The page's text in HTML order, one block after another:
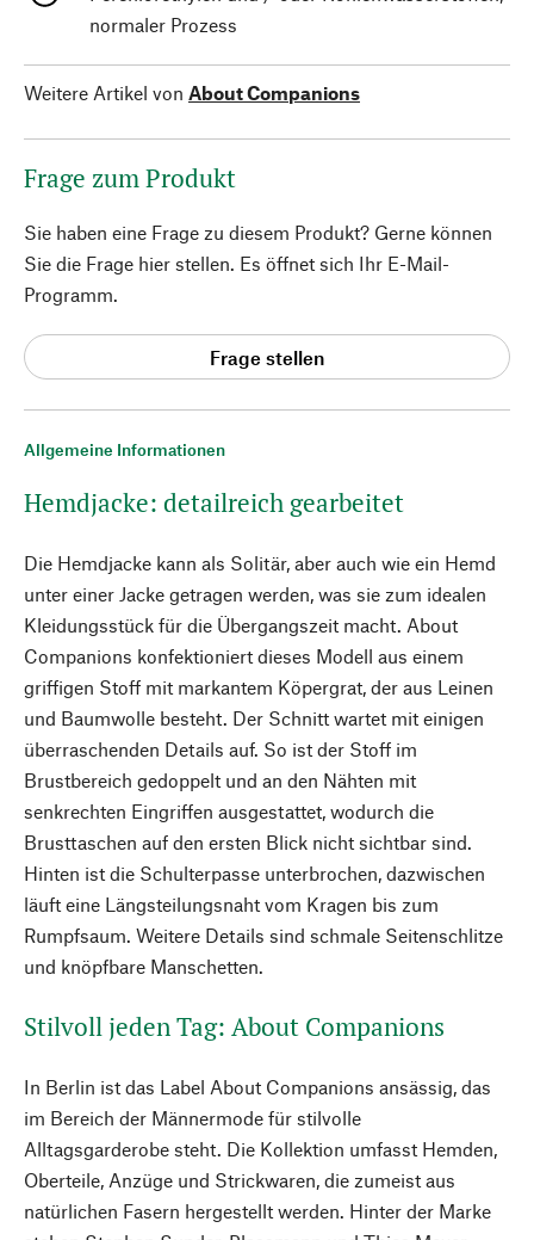
Allgemeine Informationen
Hemdjacke: detailreich gearbeitet
Die Hemdjacke kann als Solitär, aber auch wie ein Hemd
unter einer Jacke getragen werden, was sie zum idealen
Kleidungsstück für die Übergangszeit macht. About
Companions konfektioniert dieses Modell aus einem
griffigen Stoff mit markantem Köpergrat, der aus Leinen
und Baumwolle besteht. Der Schnitt wartet mit einigen
überraschenden Details auf. So ist der Stoff im
Brustbereich gedoppelt und an den Nähten mit
senkrechten Eingriffen ausgestattet, wodurch die
Brusttaschen auf den ersten Blick nicht sichtbar sind.
Hinten ist die Schulterpasse unterbrochen, dazwischen
läuft eine Längsteilungsnaht vom Kragen bis zum
Rumpfsaum. Weitere Details sind schmale Seitenschlitze
und knöpfbare Manschetten.
Stilvoll jeden Tag: About Companions
In Berlin ist das Label About Companions ansässig, das
im Bereich der Männermode für stilvolle
Alltagsgarderobe steht. Die Kollektion umfasst Hemden,
Oberteile, Anzüge und Strickwaren, die zumeist aus
natürlichen Fasern hergestellt werden. Hinter der Marke
normaler Prozess
Weitere Artikel von About Companions
Frage zum Produkt
Sie haben eine Frage zu diesem Produkt? Gerne können
Sie die Frage hier stellen. Es öffnet sich Ihr E-Mail-
Programm.
Frage stellen